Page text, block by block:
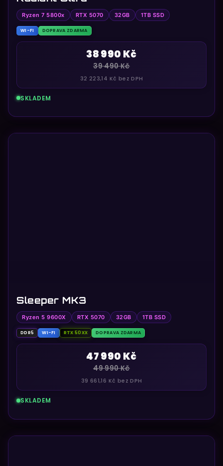
Ryzen 7 5800x RTX 5070 32GB 1TB SSD
WI-FI DOPRAVA ZDARMA
32 223,14 Kč bez DPH
38 990 Kč
39 490 Kč
SKLADEM
Sleeper MK3
Ryzen 5 9600X RTX 5070 32GB 1TB SSD
DDR5 WI-FI RTX 50XX DOPRAVA ZDARMA
39 661,16 Kč bez DPH
47 990 Kč
49 990 Kč
SKLADEM